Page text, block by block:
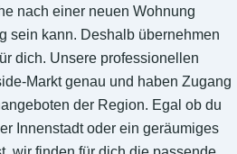
nach einer neuen Wohnung
sein kann. Deshalb übernehmen
dich. Unsere professionellen
Markt genau und haben Zugang
der Region. Egal ob du
Innenstadt oder ein geräumiges